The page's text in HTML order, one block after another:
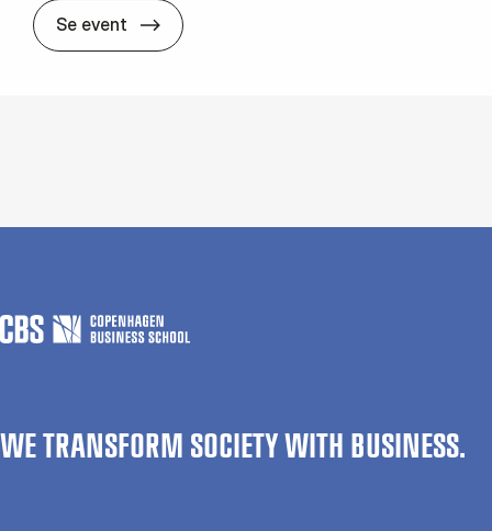
Se event MBD Ma­sterclass: Di­gi­tal su­veræ­ni­tet
WE TRANSFORM SOCIETY WITH BUSINESS.